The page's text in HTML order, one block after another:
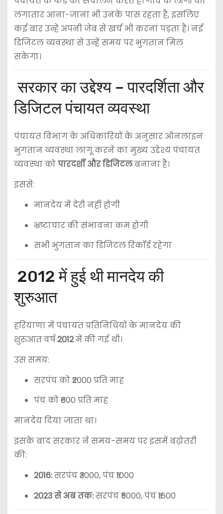
लगातार आना-जाना भी उनके पास रहता है, इसलिए
कई बार उन्हें अपनी जेब से खर्च भी करना पड़ता है। नई
डिजिटल व्यवस्था से उन्हें समय पर भुगतान मिल
सकेगा।
सरकार का उद्देश्य – पारदर्शिता और
डिजिटल पंचायत व्यवस्था
पंचायत विभाग के अधिकारियों के अनुसार ऑनलाइन
भुगतान व्यवस्था लागू करने का मुख्य उद्देश्य पंचायत
व्यवस्था कोपारदर्शी और डिजिटलबनाना है।
इससे:
मानदेय में देरी नहीं होगी
भ्रष्टाचार की संभावना कम होगी
सभी भुगतान का डिजिटल रिकॉर्ड रहेगा
2012 में हुई थी मानदेय की
शुरुआत
हरियाणा में पंचायत प्रतिनिधियों के मानदेय की
शुरुआत वर्ष2012में की गई थी।
उस समय:
सरपंच को ₹2000 प्रति माह
पंच को ₹600 प्रति माह
मानदेय दिया जाता था।
इसके बाद सरकार ने समय-समय पर इसमें बढ़ोतरी
की:
2016:सरपंच ₹3000, पंच ₹1000
2023 से अब तक:सरपंच ₹5000, पंच ₹1600